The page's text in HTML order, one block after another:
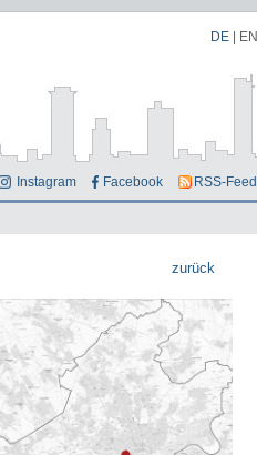
DE EN
Instagram Facebook RSS-Feed
zurück